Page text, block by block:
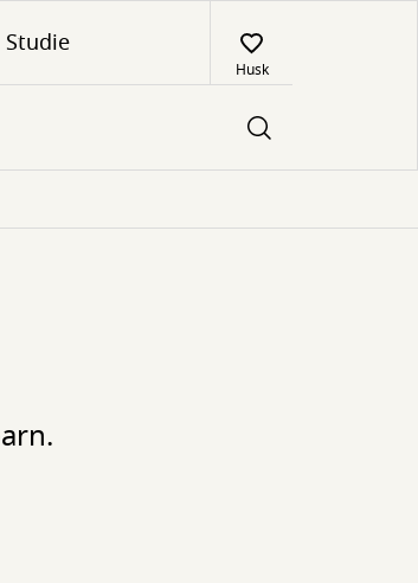
Studie
Husk